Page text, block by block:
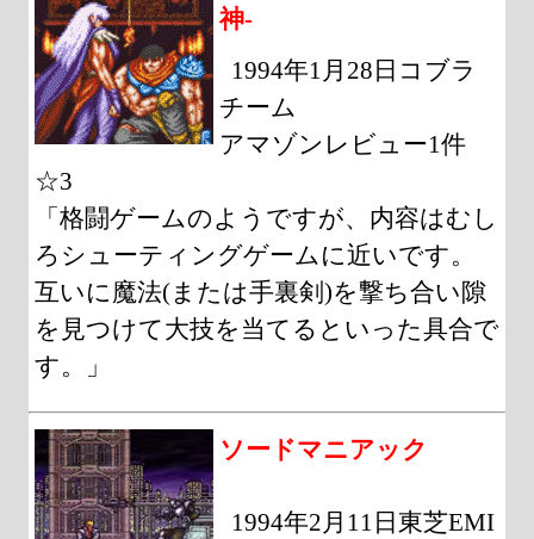
神-
1994年1月28日コブラ
チーム
アマゾンレビュー1件
☆3
「格闘ゲームのようですが、内容はむし
ろシューティングゲームに近いです。
互いに魔法(または手裏剣)を撃ち合い隙
を見つけて大技を当てるといった具合で
す。」
ソードマニアック
1994年2月11日東芝EMI